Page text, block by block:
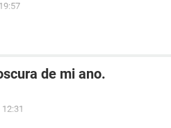
de mi ano.